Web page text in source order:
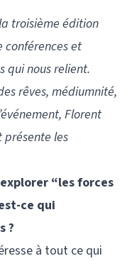
troisième édition
conférences et
qui nous relient.
rêves, médiumnité,
Florent
les
“les forces
ce qui
?
à tout ce qui